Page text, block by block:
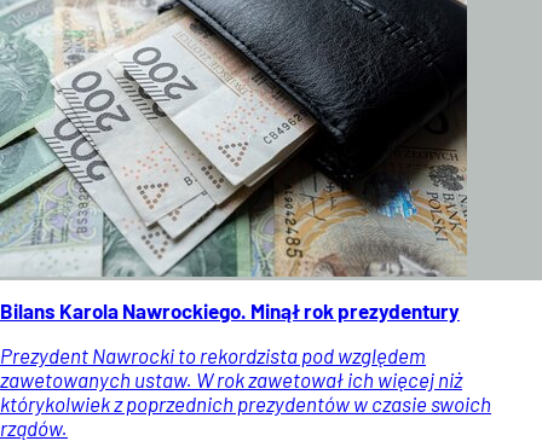
Bilans Karola Nawrockiego. Minął rok prezydentury
Prezydent Nawrocki to rekordzista pod względem
zawetowanych ustaw. W rok zawetował ich więcej niż
którykolwiek z poprzednich prezydentów w czasie swoich
rządów.